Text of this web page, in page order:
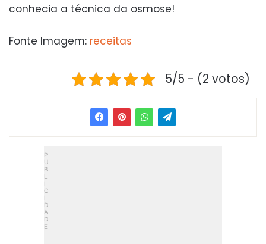
conhecia a técnica da osmose!
Fonte Imagem: receitas
5/5 - (2 votos)